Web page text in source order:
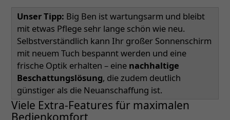
Unser Tipp: Big Ben ist wartungsarm und bleibt
mit etwas Pflege sehr lange schön wie neu.
Selbstverständlich kann Ihr großer Sonnenschirm
mit neuem Tuch bespannt werden und eine
frische Optik erhalten – eine nachhaltige
Beschattungslösung, die zudem deutlich
günstiger als die Neuanschaffung ist.
Viele Extra-Features für maximalen
Bedienkomfort